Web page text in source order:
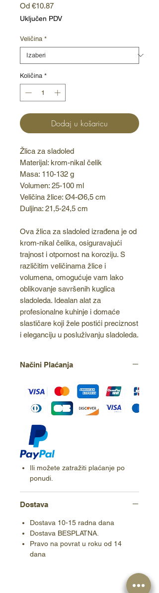
Od €10.87Cijena
s
popustom
Uključen PDV
Veličina *
Količina *
Dodaj u košaricu
Žlica za sladoled
Materijal: krom-nikal čelik
Masa: 110-132 g
Volumen: 25-100 ml
Veličina žlice: Ø4-Ø6,5 cm
Duljina: 21,5-24,5 cm
Ova žlica za sladoled izrađena je od
krom-nikal čelika, osiguravajući
trajnost i otpornost na koroziju. S
različitim veličinama žlice i
volumena, omogućuje vam lako
oblikovanje savršenih kuglica
sladoleda. Idealan alat za
profesionalne kuhinje i domaće
slastičare koji žele postići preciznost
i eleganciju u posluživanju sladoleda.
Načini Plaćanja
Ili možete zatražiti plaćanje po
ponudi.
Dostava
Dostava 10-15 radna dana
Dostava BESPLATNA.
Pravo na povrat u roku od 14
dana